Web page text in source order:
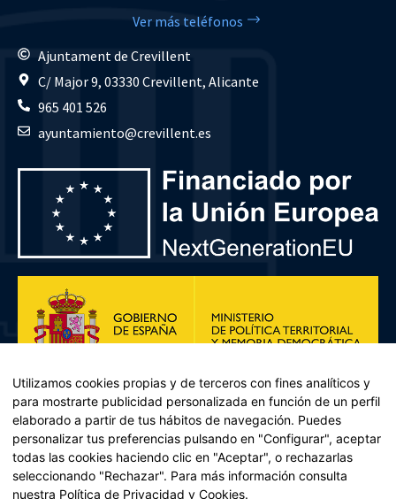
Ver más teléfonos
Ajuntament de Crevillent
C/ Major 9, 03330 Crevillent, Alicante
965 401 526
ayuntamiento@crevillent.es
Plan de Recuperación, Transformación y Resiliencia – Financiado por
Utilizamos cookies propias y de terceros con fines analíticos y
para mostrarte publicidad personalizada en función de un perfil
elaborado a partir de tus hábitos de navegación. Puedes
personalizar tus preferencias pulsando en "Configurar", aceptar
todas las cookies haciendo clic en "Aceptar", o rechazarlas
seleccionando "Rechazar". Para más información consulta
nuestra Política de Privacidad y Cookies.